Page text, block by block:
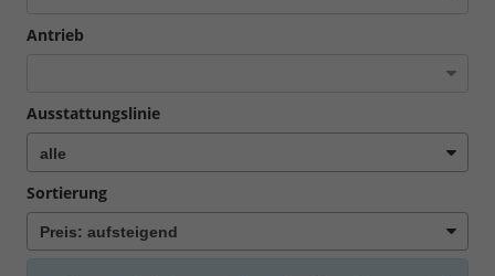
Antrieb
Ausstattungslinie
Sortierung